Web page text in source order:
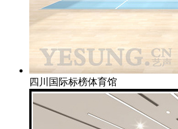
四川国际标榜体育馆